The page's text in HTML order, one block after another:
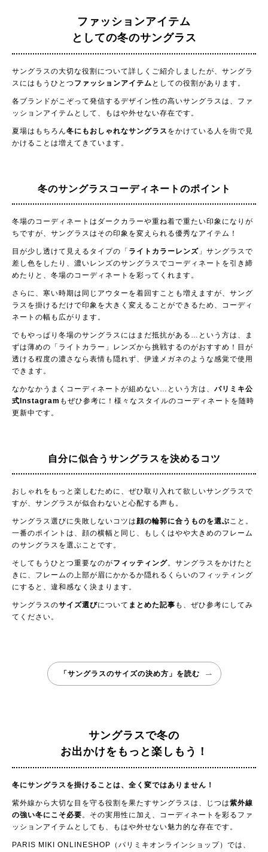
ファッションアイテム
としての冬のサングラス
サングラスの大切な役割について詳しくご紹介しましたが、サングラ
スにはもうひとつ ファッションアイテム としての役割があります。
各ブランドがこぞって発信するデザイン性の高いサングラスは、ファ
ッションアイテムとして、もはや外せない存在です。
夏場はもちろん冬にもおしゃれなサングラス をかけている人を街で見
かけることは増えてきています。
冬のサングラス コーディネートのポイント
冬場のコーディネートはダークカラーや重ね着で重たい印象になりが
ちですが、サングラスはその印象を変えられる優秀なアイテム！
目が少し透けて見えるタイプの「 ライトカラーレンズ 」サングラスで
差し色をしたり、濃いレンズのサングラスでコーディネートを引き締
めたりと、冬場のコーディネートを彩ってくれます。
さらに、寒い時期は同じアウターを着回すことも増えますが、サング
ラスを掛けるだけで印象を大きく変えることができるため、コーディ
ネートの幅も広がります。
でもやっぱり冬場のサングラスにはまだ抵抗がある…という方は、ま
ずは薄めの「ライトカラー」レンズから挑戦するのがおすすめ！目が
透ける程度の濃さなら表情も隠れず、伊達メガネのような感覚で使用
できます。
なかなかうまくコーディネートが組めない…という方は、 パリミキ公
式Instagram もぜひ参考に！様々なスタイルのコーディネートを随時
更新中です。
自分に似合うサングラスを決めるコツ
おしゃれをもっと楽しむために、ぜひ取り入れて欲しいサングラスで
すが、サングラスが似合わないと心配する声も。
サングラス選びに失敗しないコツは顔の輪郭に合うものを選ぶこと。
一番のポイントは、顔の横幅と同じ、もしくはやや大きめのフレーム
のサングラスを選ぶことです。
そしてもうひとつ重要なのがフィッティング。サングラスをかけたと
きに、フレームの上部が眉にかかるか隠れるくらいのフィッティング
にすると、違和感なく決まります。
サングラスのサイズ選びについて まとめた記事 も、ぜひ参考にしてみ
てください。
「サングラスのサイズの決め方」を読む
サングラスで冬の
お出かけをもっと楽しもう！
冬にサングラスを掛けることは、全く変ではありません！
紫外線から大切な目を守る役割を果たすサングラスは、じつは紫外線
の強い冬にこそ必要。その実用性に加え、コーディネートを彩るファ
ッションアイテムとしても、もはや外せない魅力的な存在です。
PARIS MIKI ONLINESHOP（パリミキオンラインショップ） では、